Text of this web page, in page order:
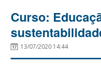
Curso:
13/07/2020 14:44